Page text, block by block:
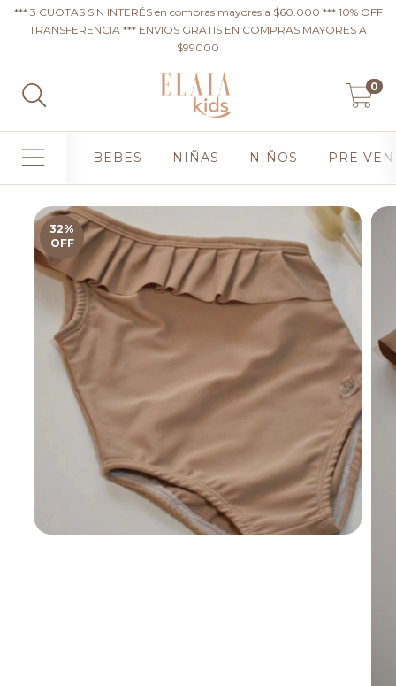
*** 3 CUOTAS SIN INTERÉS en compras mayores a $60.000 *** 10% OFF
TRANSFERENCIA *** ENVIOS GRATIS EN COMPRAS MAYORES A
$99000
0
BEBES NIÑAS NIÑOS PRE
32%
OFF